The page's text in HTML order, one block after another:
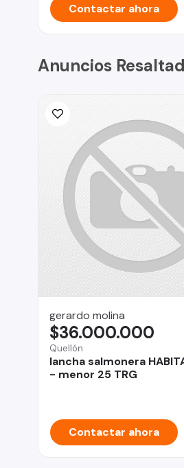
Contactar ahora
Anuncios
gerardo molina
Quellón
lancha salmonera
- menor 25 TRG
$36.000.000
Contactar ahora